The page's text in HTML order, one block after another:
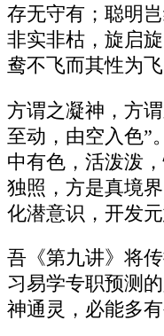
存无守有；聪明
非实非枯，旋启
鸯不飞而其性为飞
方谓之凝神，方
至动，由空入色”
中有色，活泼泼
独照，方是真境
化潜意识，开发元
吾《第九讲》将
习易学专职预测
神通灵，必能多